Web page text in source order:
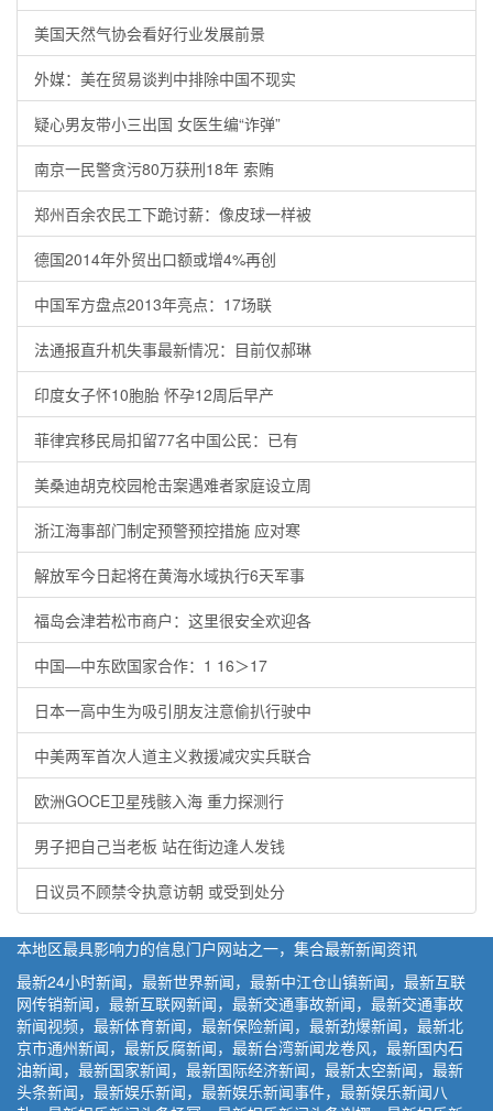
美国天然气协会看好行业发展前景
外媒：美在贸易谈判中排除中国不现实
疑心男友带小三出国 女医生编“诈弹”
南京一民警贪污80万获刑18年 索贿
郑州百余农民工下跪讨薪：像皮球一样被
德国2014年外贸出口额或增4%再创
中国军方盘点2013年亮点：17场联
法通报直升机失事最新情况：目前仅郝琳
印度女子怀10胞胎 怀孕12周后早产
菲律宾移民局扣留77名中国公民：已有
美桑迪胡克校园枪击案遇难者家庭设立周
浙江海事部门制定预警预控措施 应对寒
解放军今日起将在黄海水域执行6天军事
福岛会津若松市商户：这里很安全欢迎各
中国—中东欧国家合作：1 16＞17
日本一高中生为吸引朋友注意偷扒行驶中
中美两军首次人道主义救援减灾实兵联合
欧洲GOCE卫星残骸入海 重力探测行
男子把自己当老板 站在街边逢人发钱
日议员不顾禁令执意访朝 或受到处分
本地区最具影响力的信息门户网站之一，集合最新新闻资讯
最新24小时新闻，最新世界新闻，最新中江仓山镇新闻，最新互联
网传销新闻，最新互联网新闻，最新交通事故新闻，最新交通事故
新闻视频，最新体育新闻，最新保险新闻，最新劲爆新闻，最新北
京市通州新闻，最新反腐新闻，最新台湾新闻龙卷风，最新国内石
油新闻，最新国家新闻，最新国际经济新闻，最新太空新闻，最新
头条新闻，最新娱乐新闻，最新娱乐新闻事件，最新娱乐新闻八